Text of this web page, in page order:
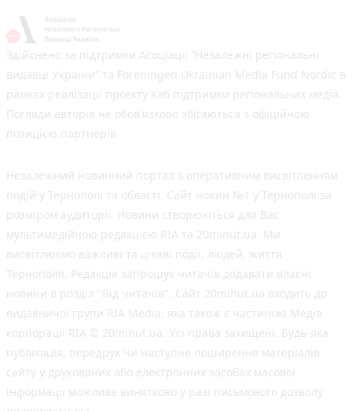
Здійснено за підтримки Асоціації “Незалежні регіональні
видавці України” та Foreningen Ukrainian Media Fund Nordic в
рамках реалізації проєкту Хаб підтримки регіональних медіа.
Погляди авторів не обов'язково збігаються з офіційною
позицією партнерів
Незалежний новинний портал з оперативним висвітленням
подій у Тернополі та області. Сайт новин №1 у Тернополі за
розміром аудиторії. Новини створюються для Вас
мультимедійною редакцією RIA та 20minut.ua. Ми
висвітлюємо важливі та цікаві події, людей, життя
Тернополя. Редакція запрошує читачів додавати власні
новини в розділ "Від читачів". Сайт 20minut.ua входить до
видавничої групи RIA Media, яка також є частиною Медіа
корпорації RIA © 20minut.ua. Усі права захищені. Будь-яка
публiкацiя, передрук чи наступне поширення матеріалів
сайту у друкованих або електронних засобах масової
інформації можлива винятково у разі письмового дозволу